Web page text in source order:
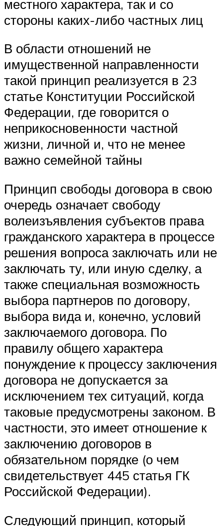
местного характера, так и со
стороны каких-либо частных лиц
В области отношений не
имущественной направленности
такой принцип реализуется в 23
статье Конституции Российской
Федерации, где говорится о
неприкосновенности частной
жизни, личной и, что не менее
важно семейной тайны
Принцип свободы договора в свою
очередь означает свободу
волеизъявления субъектов права
гражданского характера в процессе
решения вопроса заключать или не
заключать ту, или иную сделку, а
также специальная возможность
выбора партнеров по договору,
выбора вида и, конечно, условий
заключаемого договора. По
правилу общего характера
понуждение к процессу заключения
договора не допускается за
исключением тех ситуаций, когда
таковые предусмотрены законом. В
частности, это имеет отношение к
заключению договоров в
обязательном порядке (о чем
свидетельствует 445 статья ГК
Российской Федерации).
Следующий принцип, который